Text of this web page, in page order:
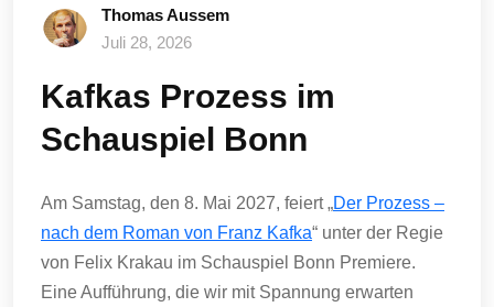
Thomas Aussem
Juli 28, 2026
Kafkas Prozess im
Schauspiel Bonn
Am Samstag, den 8. Mai 2027, feiert „Der Prozess –
nach dem Roman von Franz Kafka“ unter der Regie
von Felix Krakau im Schauspiel Bonn Premiere.
Eine Aufführung, die wir mit Spannung erwarten